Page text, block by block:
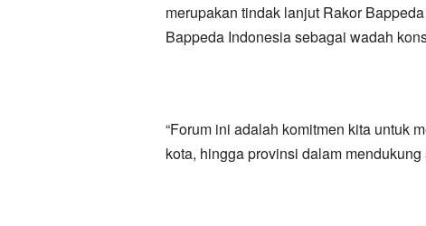
merupakan tindak lanjut Rakor
Bappeda Indonesia sebagai wadah
“Forum ini adalah komitmen kita untuk
kota, hingga provinsi dalam